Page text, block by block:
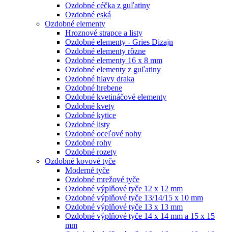
Ozdobné céčka z guľatiny
Ozdobné eská
Ozdobné elementy
Hroznové strapce a listy
Ozdobné elementy - Gries Dizajn
Ozdobné elementy rôzne
Ozdobné elementy 16 x 8 mm
Ozdobné elementy z guľatiny
Ozdobné hlavy draka
Ozdobné hrebene
Ozdobné kvetináčové elementy
Ozdobné kvety
Ozdobné kytice
Ozdobné listy
Ozdobné oceľové nohy
Ozdobné rohy
Ozdobné rozety
Ozdobné kovové tyče
Moderné tyče
Ozdobné mrežové tyče
Ozdobné výplňové tyče 12 x 12 mm
Ozdobné výplňové tyče 13/14/15 x 10 mm
Ozdobné výplňové tyče 13 x 13 mm
Ozdobné výplňové tyče 14 x 14 mm a 15 x 15
mm